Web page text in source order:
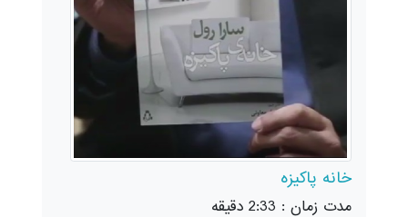
خانه پاکیزه
مدت زمان : 2:33 دقیقه